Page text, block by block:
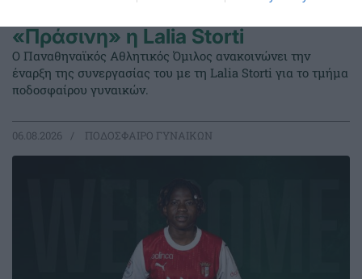
«Πράσινη» η Lalia Storti
Ο Παναθηναϊκός Αθλητικός Όμιλος ανακοινώνει την
έναρξη της συνεργασίας του με τη Lalia Storti για το τμήμα
ποδοσφαίρου γυναικών.
06.08.2026 ΠΟΔΟΣΦΑΙΡΟ ΓΥΝΑΙΚΩΝ